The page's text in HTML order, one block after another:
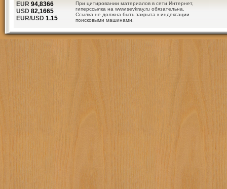
При цитировании материалов в сети Интернет,
гиперссылка на www.sevkray.ru обязательна.
Ссылка не должна быть закрыта к индексации
поисковыми машинами.
EUR 94,8366
USD 82,1665
EUR/USD 1.15